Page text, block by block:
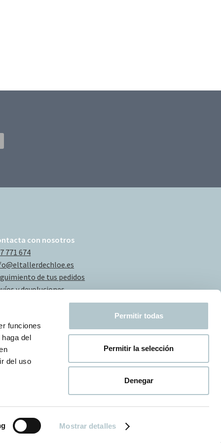
funciones
del
del uso
Mostrar detalles
Permitir todas
Permitir la selección
Denegar
con nosotros
771 674
de tus pedidos
y devoluciones